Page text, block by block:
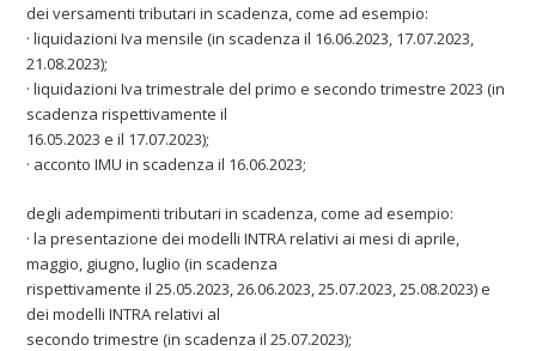
dei versamenti tributari in scadenza, come ad esempio:
· liquidazioni Iva mensile (in scadenza il 16.06.2023, 17.07.2023,
21.08.2023);
· liquidazioni Iva trimestrale del primo e secondo trimestre 2023 (in
scadenza rispettivamente il
16.05.2023 e il 17.07.2023);
· acconto IMU in scadenza il 16.06.2023;
degli adempimenti tributari in scadenza, come ad esempio:
· la presentazione dei modelli INTRA relativi ai mesi di aprile,
maggio, giugno, luglio (in scadenza
rispettivamente il 25.05.2023, 26.06.2023, 25.07.2023, 25.08.2023) e
dei modelli INTRA relativi al
secondo trimestre (in scadenza il 25.07.2023);